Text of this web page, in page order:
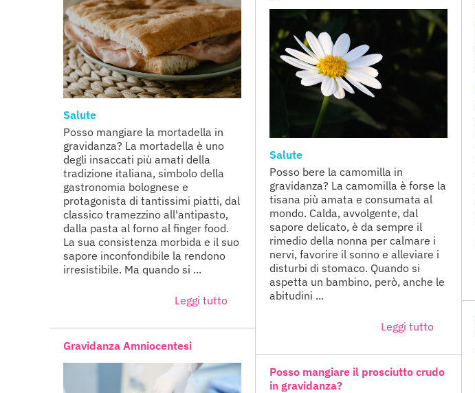
Salute
Posso mangiare la mortadella in
gravidanza? La mortadella è uno
degli insaccati più amati della
tradizione italiana, simbolo della
gastronomia bolognese e
protagonista di tantissimi piatti, dal
classico tramezzino all'antipasto,
dalla pasta al forno al finger food.
La sua consistenza morbida e il suo
sapore inconfondibile la rendono
irresistibile. Ma quando si ...
Leggi tutto
Salute
Posso bere la camomilla in
gravidanza? La camomilla è forse la
tisana più amata e consumata al
mondo. Calda, avvolgente, dal
sapore delicato, è da sempre il
rimedio della nonna per calmare i
nervi, favorire il sonno e alleviare i
disturbi di stomaco. Quando si
aspetta un bambino, però, anche le
abitudini ...
Leggi tutto
Gravidanza Amniocentesi
Posso mangiare il prosciutto crudo
in gravidanza?